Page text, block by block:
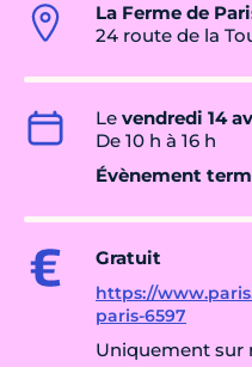
La Ferme de
24 route de la
Le vendredi 14
De 10 h à 16 h
Évènement
Gratuit
https://
paris-6597
Uniquement sur